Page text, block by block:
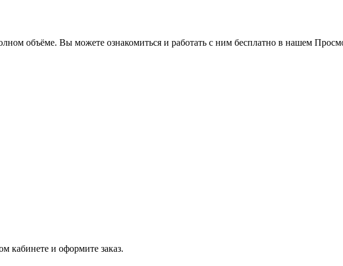
объёме. Вы можете ознакомиться и работать с ним бесплатно в нашем
кабинете и оформите заказ.